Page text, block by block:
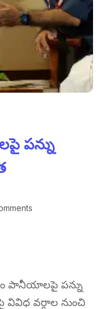
పన్ను
పానీయాలపై పన్ను
వివిధ వర్గాల నుంచి